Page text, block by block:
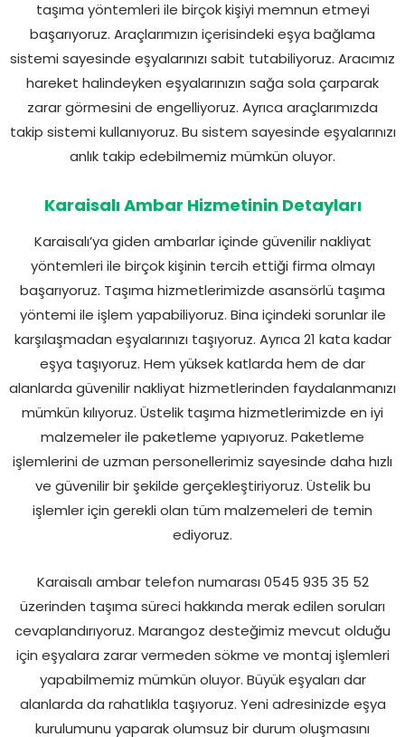
taşıma yöntemleri ile birçok kişiyi memnun etmeyi
başarıyoruz. Araçlarımızın içerisindeki eşya bağlama
sistemi sayesinde eşyalarınızı sabit tutabiliyoruz. Aracımız
hareket halindeyken eşyalarınızın sağa sola çarparak
zarar görmesini de engelliyoruz. Ayrıca araçlarımızda
takip sistemi kullanıyoruz. Bu sistem sayesinde eşyalarınızı
anlık takip edebilmemiz mümkün oluyor.
Karaisalı Ambar Hizmetinin Detayları
Karaisalı’ya giden ambarlar içinde güvenilir nakliyat
yöntemleri ile birçok kişinin tercih ettiği firma olmayı
başarıyoruz. Taşıma hizmetlerimizde asansörlü taşıma
yöntemi ile işlem yapabiliyoruz. Bina içindeki sorunlar ile
karşılaşmadan eşyalarınızı taşıyoruz. Ayrıca 21 kata kadar
eşya taşıyoruz. Hem yüksek katlarda hem de dar
alanlarda güvenilir nakliyat hizmetlerinden faydalanmanızı
mümkün kılıyoruz. Üstelik taşıma hizmetlerimizde en iyi
malzemeler ile paketleme yapıyoruz. Paketleme
işlemlerini de uzman personellerimiz sayesinde daha hızlı
ve güvenilir bir şekilde gerçekleştiriyoruz. Üstelik bu
işlemler için gerekli olan tüm malzemeleri de temin
ediyoruz.
Karaisalı ambar telefon numarası 0545 935 35 52
üzerinden taşıma süreci hakkında merak edilen soruları
cevaplandırıyoruz. Marangoz desteğimiz mevcut olduğu
için eşyalara zarar vermeden sökme ve montaj işlemleri
yapabilmemiz mümkün oluyor. Büyük eşyaları dar
alanlarda da rahatlıkla taşıyoruz. Yeni adresinizde eşya
kurulumunu yaparak olumsuz bir durum oluşmasını